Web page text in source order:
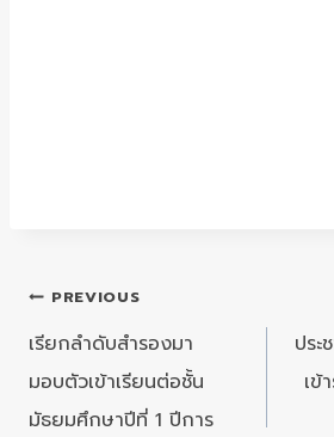
แนะแนว
เรื่อง
PREVIOUS
เรียกลำดับสำรองมา
มอบตัวเข้าเรียนต่อชั้น
มัธยมศึกษาปีที่ 1 ปีการ
ปร
เข้